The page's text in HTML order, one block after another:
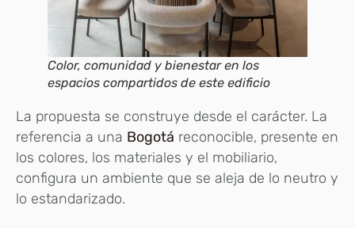
Color, comunidad y bienestar en los
espacios compartidos de este edificio
La propuesta se construye desde el carácter. La
referencia a una Bogotá reconocible, presente en
los colores, los materiales y el mobiliario,
configura un ambiente que se aleja de lo neutro y
lo estandarizado.